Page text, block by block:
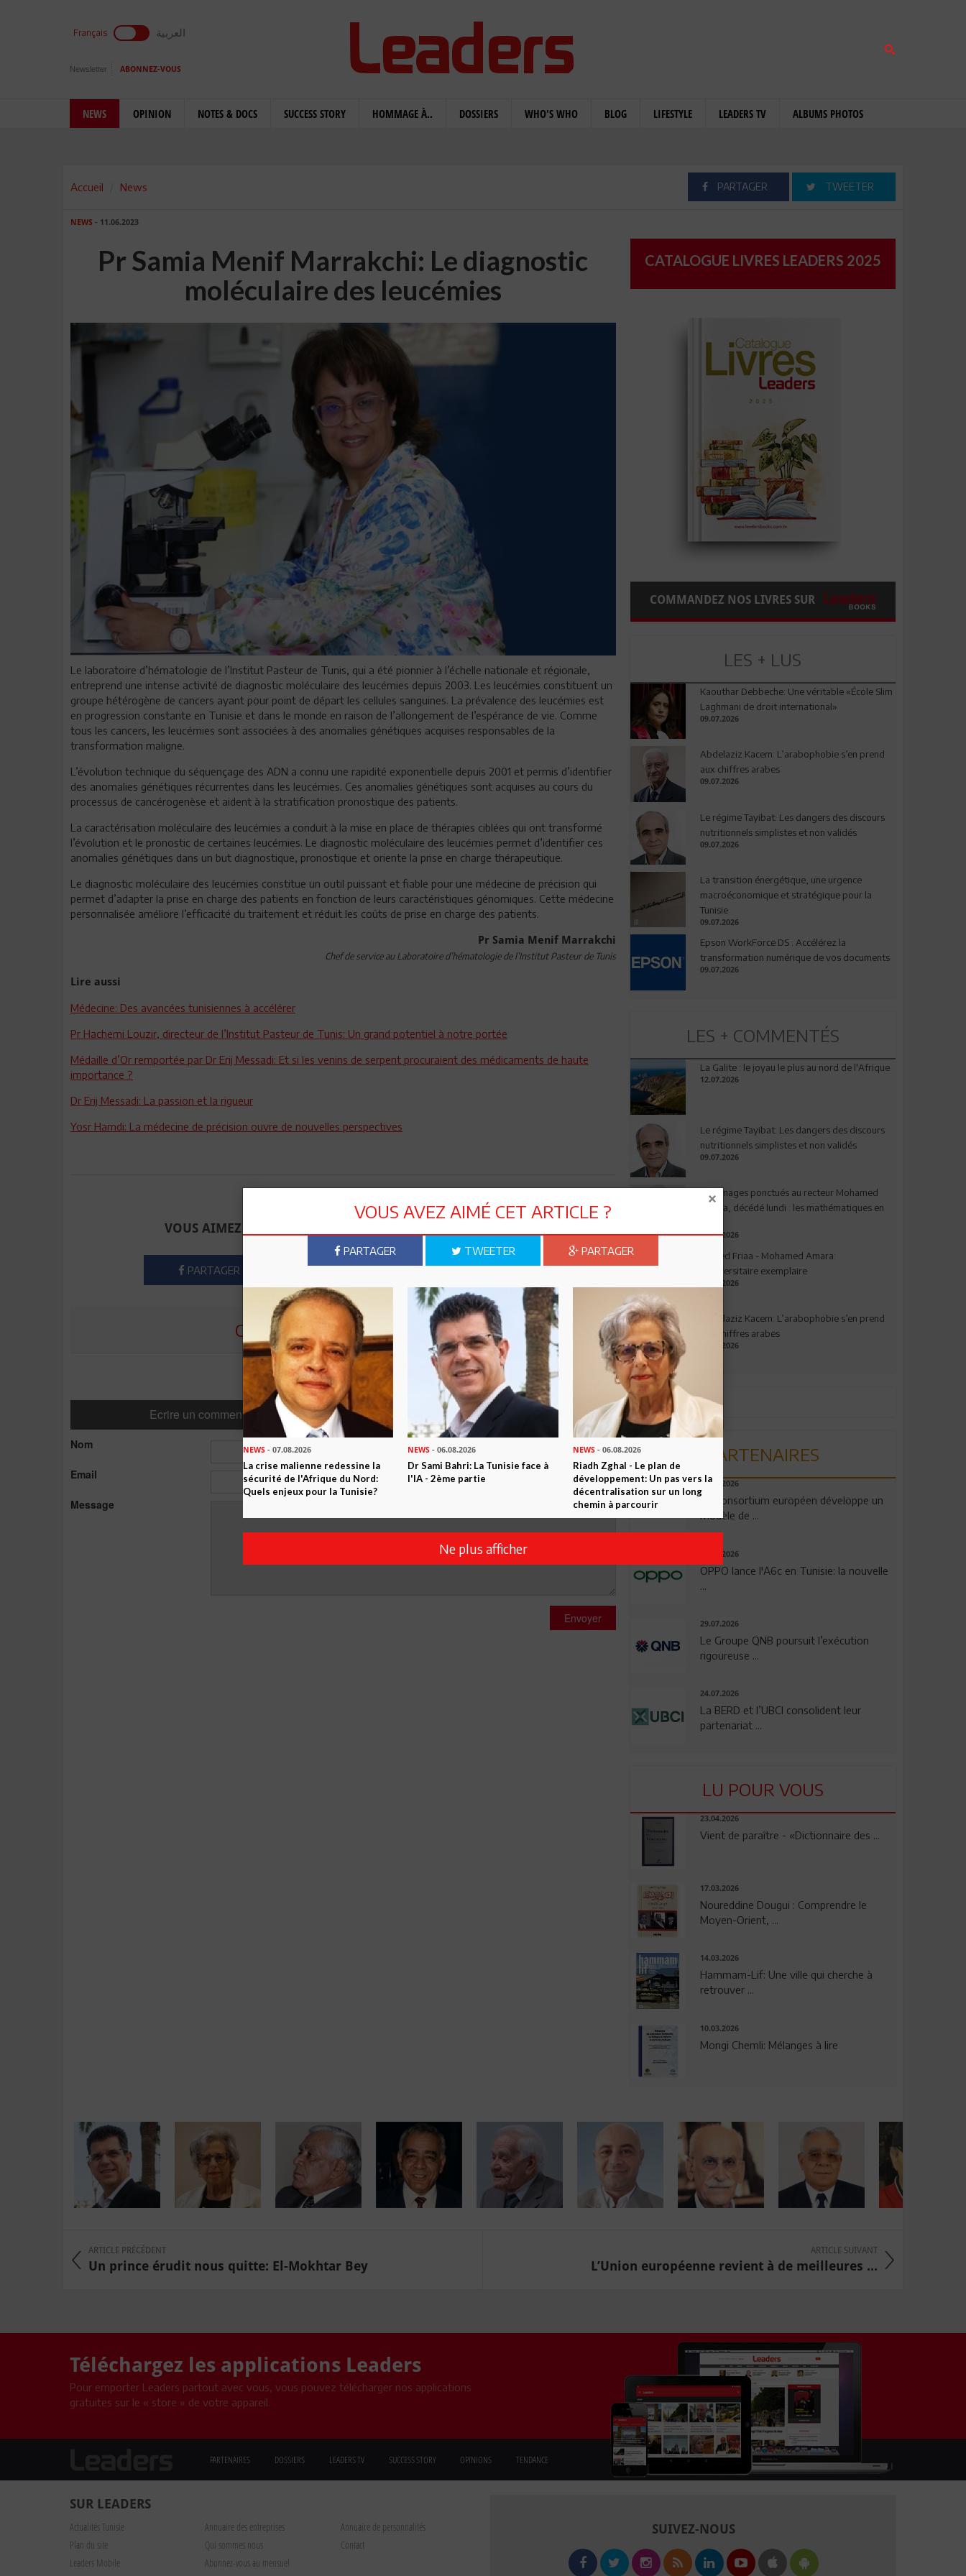
Français العربية
Newsletter ABONNEZ-VOUS
NEWS OPINION NOTES & DOCS SUCCESS STORY HOMMAGE À.. DOSSIERS WHO'S WHO BLOG LIFESTYLE LEADERS TV ALBUMS PHOTOS
Accueil News PARTAGER TWEETER
NEWS - 11.06.2023
Pr Samia Menif Marrakchi: Le diagnostic
moléculaire des leucémies
Le laboratoire d’hématologie de l’Institut Pasteur de Tunis, qui a été pionnier à l’échelle nationale et régionale,
entreprend une intense activité de diagnostic moléculaire des leucémies depuis 2003. Les leucémies constituent un
groupe hétérogène de cancers ayant pour point de départ les cellules sanguines. La prévalence des leucémies est
en progression constante en Tunisie et dans le monde en raison de l’allongement de l’espérance de vie. Comme
tous les cancers, les leucémies sont associées à des anomalies génétiques acquises responsables de la
transformation maligne.
L’évolution technique du séquençage des ADN a connu une rapidité exponentielle depuis 2001 et permis d’identifier
des anomalies génétiques récurrentes dans les leucémies. Ces anomalies génétiques sont acquises au cours du
processus de cancérogenèse et aident à la stratification pronostique des patients.
La caractérisation moléculaire des leucémies a conduit à la mise en place de thérapies ciblées qui ont transformé
l’évolution et le pronostic de certaines leucémies. Le diagnostic moléculaire des leucémies permet d’identifier ces
anomalies génétiques dans un but diagnostique, pronostique et oriente la prise en charge thérapeutique.
Le diagnostic moléculaire des leucémies constitue un outil puissant et fiable pour une médecine de précision qui
permet d’adapter la prise en charge des patients en fonction de leurs caractéristiques génomiques. Cette médecine
personnalisée améliore l’efficacité du traitement et réduit les coûts de prise en charge des patients.
Pr Samia Menif Marrakchi
Chef de service au Laboratoire d’hématologie de l’Institut Pasteur de Tunis
Lire aussi
Médecine: Des avancées tunisiennes à accélérer
Pr Hachemi Louzir, directeur de l’Institut Pasteur de Tunis: Un grand potentiel à notre portée
Médaille d’Or remportée par Dr Erij Messadi: Et si les venins de serpent procuraient des médicaments de haute
importance ?
Dr Erij Messadi: La passion et la rigueur
Yosr Hamdi: La médecine de précision ouvre de nouvelles perspectives
VOUS AIMEZ CET ARTICLE ? PARTAGEZ-LE AVEC VOS AMIS !
PARTAGER TWEETER ABONNEZ-VOUS
COMMENTER CET ARTICLE
Commentaires
Ecrire un commentaire Commenter
Nom
Email
Message
Envoyer
CATALOGUE LIVRES LEADERS 2025
COMMANDEZ NOS LIVRES SUR
LES + LUS
Kaouthar Debbeche: Une véritable «École Slim
Laghmani de droit international»
09.07.2026
Abdelaziz Kacem: L’arabophobie s’en prend
aux chiffres arabes
09.07.2026
Le régime Tayibat: Les dangers des discours
nutritionnels simplistes et non validés
09.07.2026
La transition énergétique, une urgence
macroéconomique et stratégique pour la
Tunisie
09.07.2026
Epson WorkForce DS : Accélérez la
transformation numérique de vos documents
09.07.2026
LES + COMMENTÉS
La Galite : le joyau le plus au nord de l'Afrique
12.07.2026
Le régime Tayibat: Les dangers des discours
nutritionnels simplistes et non validés
09.07.2026
Hommages ponctués au recteur Mohamed
Amara, décédé lundi : les mathématiques en
03.08.2026
Ahmed Friaa - Mohamed Amara:
l’Universitaire exemplaire
04.08.2026
Abdelaziz Kacem: L’arabophobie s’en prend
aux chiffres arabes
09.07.2026
PARTENAIRES
06.08.2026
Un consortium européen développe un
modèle de ...
04.08.2026
OPPO lance l'A6c en Tunisie: la nouvelle
...
29.07.2026
Le Groupe QNB poursuit l’exécution
rigoureuse ...
24.07.2026
La BERD et l’UBCI consolident leur
partenariat ...
LU POUR VOUS
23.04.2026
Vient de paraître - «Dictionnaire des ...
17.03.2026
Noureddine Dougui : Comprendre le
Moyen-Orient, ...
14.03.2026
Hammam-Lif: Une ville qui cherche à
retrouver ...
10.03.2026
Mongi Chemli: Mélanges à lire
ARTICLE PRÉCÉDENT
Un prince érudit nous quitte: El-Mokhtar Bey
ARTICLE SUIVANT
L’Union européenne revient à de meilleures ...
Téléchargez les applications Leaders
Pour emporter Leaders partout avec vous, vous pouvez télécharger nos applications
gratuites sur le « store » de votre appareil.
PARTENAIRES DOSSIERS LEADERS TV SUCCESS STORY OPINIONS TENDANCE
SUR LEADERS
Actualités Tunisie Annuaire des entreprises
Annuaire de personnalités
Plan du site
Qui sommes nous
Contact
Leaders Mobile
Abonnez-vous au mensuel
SUIVEZ-NOUS
VOUS AVEZ AIMÉ CET ARTICLE ?
PARTAGER TWEETER PARTAGER
NEWS - 07.08.2026
La crise malienne redessine la
sécurité de l'Afrique du Nord:
Quels enjeux pour la Tunisie?
NEWS - 06.08.2026
Dr Sami Bahri: La Tunisie face à
l'IA - 2ème partie
NEWS- 06.08.2026
Riadh Zghal - Le plan de
développement: Un pas vers la
décentralisation sur un long
chemin à parcourir
Ne plus afficher